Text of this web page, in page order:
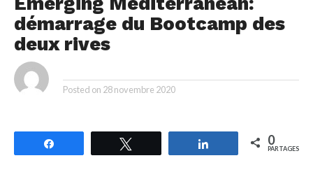
démarrage du Bootcamp des
deux rives
Posted on 28 novembre 2020
Partagez 0
PARTAGES